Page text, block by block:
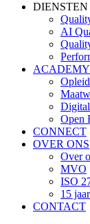
DIENSTEN
AI
ACADEMY
Open
CONNECT
OVER ONS
Over
MVO
ISO
15
CONTACT